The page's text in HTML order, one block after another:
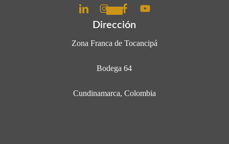
Dirección
Zona Franca de Tocancipá
Bodega 64
Cundinamarca, Colombia